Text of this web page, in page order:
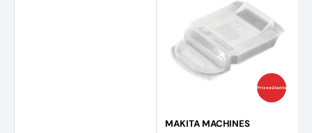
Prix coûtants
MAKITA MACHINES